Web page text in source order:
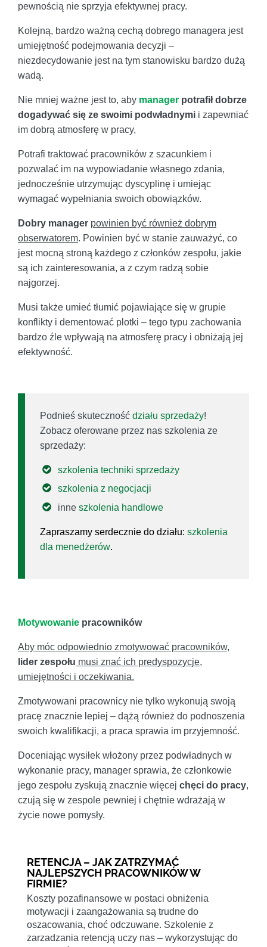
pewnością nie sprzyja efektywnej pracy.
Kolejną, bardzo ważną cechą dobrego managera jest
umiejętność podejmowania decyzji –
niezdecydowanie jest na tym stanowisku bardzo dużą
wadą.
Nie mniej ważne jest to, aby manager potrafił dobrze
dogadywać się ze swoimi podwładnymi i zapewniać
im dobrą atmosferę w pracy,
Potrafi traktować pracowników z szacunkiem i
pozwalać im na wypowiadanie własnego zdania,
jednocześnie utrzymując dyscyplinę i umiejąc
wymagać wypełniania swoich obowiązków.
Dobry manager powinien być również dobrym
obserwatorem. Powinien być w stanie zauważyć, co
jest mocną stroną każdego z członków zespołu, jakie
są ich zainteresowania, a z czym radzą sobie
najgorzej.
Musi także umieć tłumić pojawiające się w grupie
konflikty i dementować plotki – tego typu zachowania
bardzo źle wpływają na atmosferę pracy i obniżają jej
efektywność.
Podnieś skuteczność działu sprzedaży!
Zobacz oferowane przez nas szkolenia ze
sprzedaży:
szkolenia techniki sprzedaży
szkolenia z negocjacji
inne szkolenia handlowe
Zapraszamy serdecznie do działu: szkolenia
dla menedżerów.
Motywowanie pracowników
Aby móc odpowiednio zmotywować pracowników,
lider zespołu musi znać ich predyspozycje,
umiejętności i oczekiwania.
Zmotywowani pracownicy nie tylko wykonują swoją
pracę znacznie lepiej – dążą również do podnoszenia
swoich kwalifikacji, a praca sprawia im przyjemność.
Doceniając wysiłek włożony przez podwładnych w
wykonanie pracy, manager sprawia, że członkowie
jego zespołu zyskują znacznie więcej chęci do pracy,
czują się w zespole pewniej i chętnie wdrażają w
życie nowe pomysły.
RETENCJA – JAK ZATRZYMAĆ
NAJLEPSZYCH PRACOWNIKÓW W
FIRMIE?
Koszty pozafinansowe w postaci obniżenia
motywacji i zaangażowania są trudne do
oszacowania, choć odczuwane. Szkolenie z
zarzadzania retencją uczy nas – wykorzystując do